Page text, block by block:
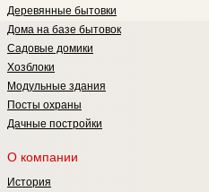
Деревянные бытовки
Дома на базе бытовок
Садовые домики
Хозблоки
Модульные здания
Посты охраны
Дачные постройки
О компании
История